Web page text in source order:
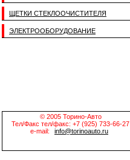
ЩЕТКИ СТЕКЛООЧИСТИТЕЛЯ
ЭЛЕКТРООБОРУДОВАНИЕ
© 2005 Торино-Авто
Тел/Факс тел/факс: +7 (925) 733-66-27
e-mail:
info@torinoauto.ru